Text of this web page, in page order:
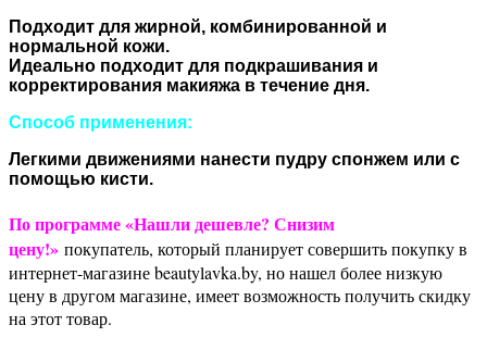
Подходит для жирной, комбинированной и
нормальной кожи.
Идеально подходит для подкрашивания и
корректирования макияжа в течение дня.
Способ применения:
Легкими движениями нанести пудру спонжем или с
помощью кисти.
По программе «Нашли дешевле? Снизим
цену!» покупатель, который планирует совершить покупку в
интернет-магазине beautylavka.by, но нашел более низкую
цену в другом магазине, имеет возможность получить скидку
на этот товар.